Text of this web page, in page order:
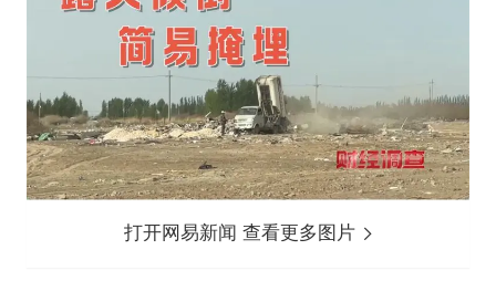
打开网易新闻 查看更多图片